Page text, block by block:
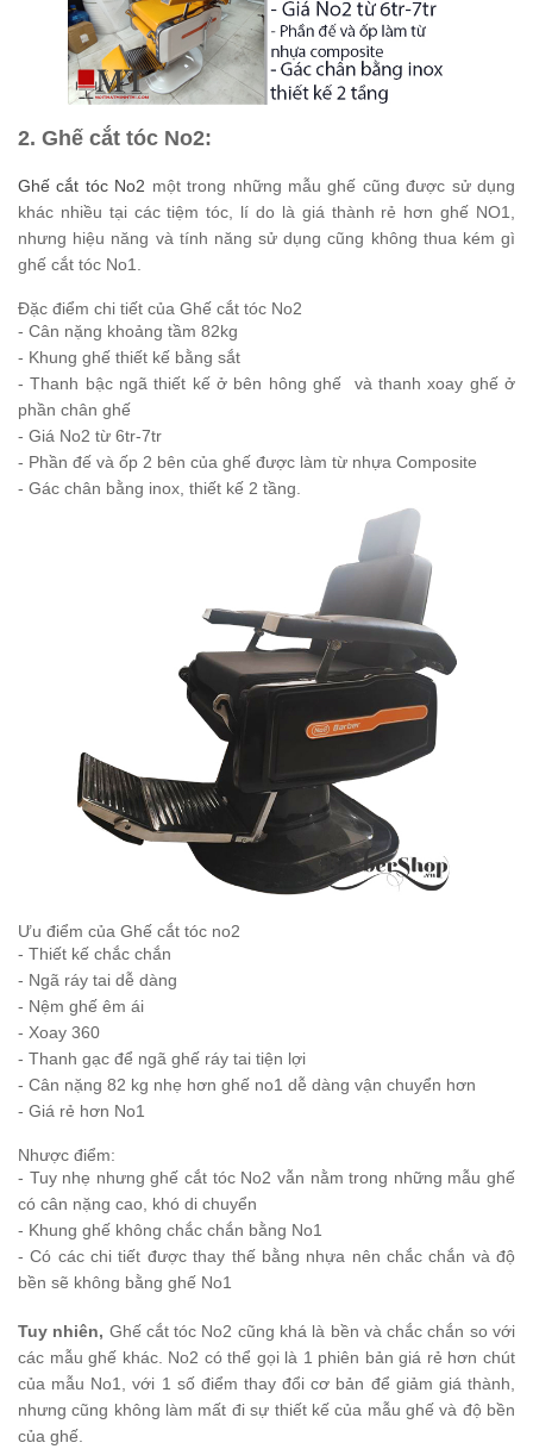
2. Ghế cắt tóc No2:
Ghế cắt tóc No2 một trong những mẫu ghế cũng được sử dụng
khác nhiều tại các tiệm tóc, lí do là giá thành rẻ hơn ghế NO1,
nhưng hiệu năng và tính năng sử dụng cũng không thua kém gì
ghế cắt tóc No1.
Đặc điểm chi tiết của Ghế cắt tóc No2
- Cân nặng khoảng tầm 82kg
- Khung ghế thiết kế bằng sắt
- Thanh bậc ngã thiết kế ở bên hông ghế và thanh xoay ghế ở
phần chân ghế
- Giá No2 từ 6tr-7tr
- Phần đế và ốp 2 bên của ghế được làm từ nhựa Composite
- Gác chân bằng inox, thiết kế 2 tầng.
Ưu điểm của Ghế cắt tóc no2
- Thiết kế chắc chắn
- Ngã ráy tai dễ dàng
- Nệm ghế êm ái
- Xoay 360
- Thanh gạc để ngã ghế ráy tai tiện lợi
- Cân nặng 82 kg nhẹ hơn ghế no1 dễ dàng vận chuyển hơn
- Giá rẻ hơn No1
Nhược điểm:
- Tuy nhẹ nhưng ghế cắt tóc No2 vẫn nằm trong những mẫu ghế
có cân nặng cao, khó di chuyển
- Khung ghế không chắc chắn bằng No1
- Có các chi tiết được thay thế bằng nhựa nên chắc chắn và độ
bền sẽ không bằng ghế No1
Tuy nhiên, Ghế cắt tóc No2 cũng khá là bền và chắc chắn so với
các mẫu ghế khác. No2 có thể gọi là 1 phiên bản giá rẻ hơn chút
của mẫu No1, với 1 số điểm thay đổi cơ bản để giảm giá thành,
nhưng cũng không làm mất đi sự thiết kế của mẫu ghế và độ bền
của ghế.